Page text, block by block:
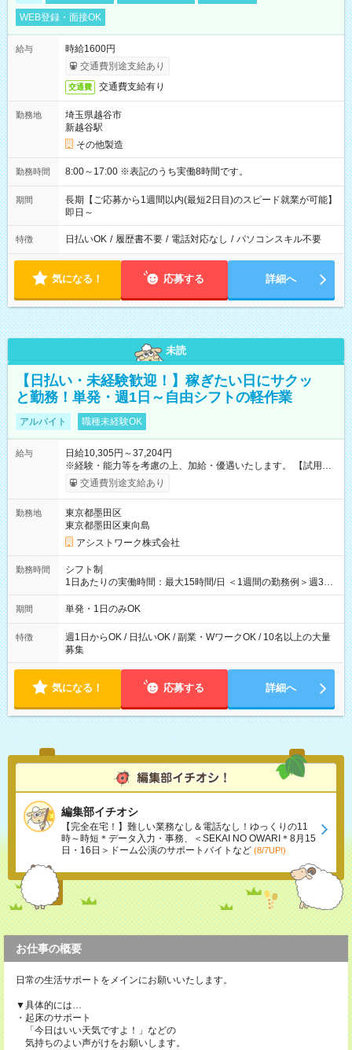
WEB登録・面接OK
給与
時給1600円
交通費別途支給あり
交通費 交通費支給有り
勤務地
埼玉県越谷市
新越谷駅
その他製造
勤務時間 8:00～17:00 ※表記のうち実働8時間です。
期間
長期【ご応募から1週間以内(最短2日目)のスピード就業が可能】
即日～
特徴 日払いOK / 履歴書不要 / 電話対応なし / パソコンスキル不要
気になる！ 応募する 詳細へ
未読
【日払い・未経験歓迎！】稼ぎたい日にサクッ
と勤務！単発・週1日～自由シフトの軽作業
アルバイト 職種未経験OK
給与
日給10,305円～37,204円
※経験・能力等を考慮の上、加給・優遇いたします。 【試用期
間】試用期間なし
交通費別途支給あり
勤務地
東京都墨田区
東京都墨田区東向島
アシストワーク株式会社
勤務時間
シフト制
1日あたりの実働時間：最大15時間/日 ＜1週間の勤務例＞週3回
勤務 勤務：月・水・金 休み：火・木・土・日 好きな時にお仕事
可能です！ ※1日あたりの最大実働時間は日勤、夜勤共に勤務し
期間 単発・1日のみOK
特徴
週1日からOK / 日払いOK / 副業・WワークOK / 10名以上の大量
募集
気になる！ 応募する 詳細へ
編集部イチオシ
【完全在宅！】難しい業務なし＆電話なし！ゆっくりの11
時～時短＊データ入力・事務、＜SEKAI NO OWARI＊8月15
日・16日＞ドーム公演のサポートバイトなど (8/7UP!)
お仕事の概要
日常の生活サポートをメインにお願いいたします。
▼具体的には…
・起床のサポート
「今日はいい天気ですよ！」などの
気持ちのよい声がけをお願いします。